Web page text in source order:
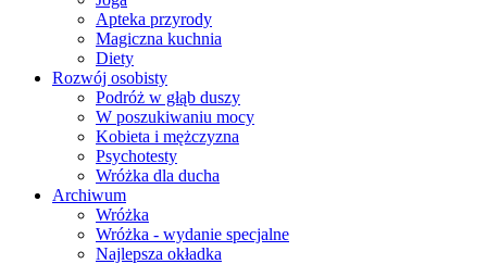
Apteka przyrody
Magiczna kuchnia
Diety
Rozwój osobisty
Podróż w głąb duszy
W poszukiwaniu mocy
Kobieta i mężczyzna
Psychotesty
Wróżka dla ducha
Archiwum
Wróżka
Wróżka - wydanie specjalne
Najlepsza okładka